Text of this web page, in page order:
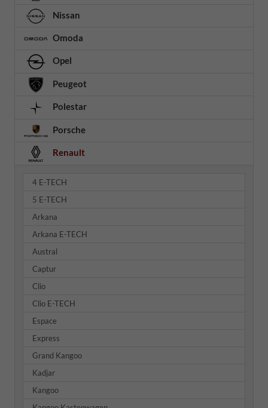
Nissan
Omoda
Opel
Peugeot
Polestar
Porsche
Renault
4 E-TECH
5 E-TECH
Arkana
Arkana E-TECH
Austral
Captur
Clio
Clio E-TECH
Espace
Express
Grand Kangoo
Kadjar
Kangoo